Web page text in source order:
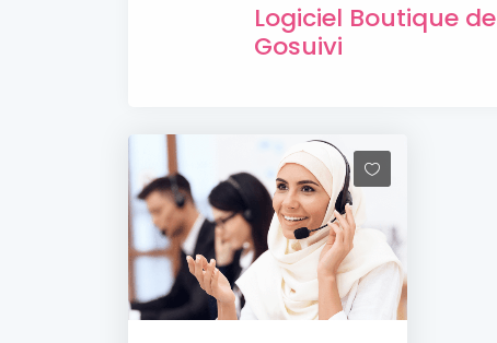
Logiciel Boutique
Gosuivi